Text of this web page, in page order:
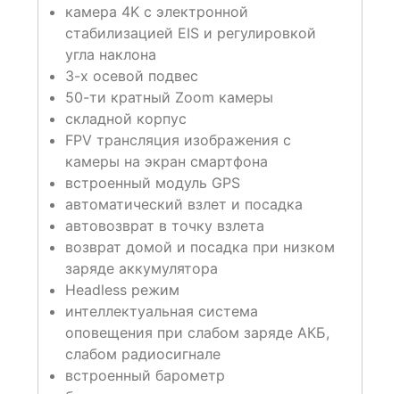
камера 4K с электронной
стабилизацией EIS и регулировкой
угла наклона
3-х осевой подвес
50-ти кратный Zoom камеры
складной корпус
FPV трансляция изображения с
камеры на экран смартфона
встроенный модуль GPS
автоматический взлет и посадка
автовозврат в точку взлета
возврат домой и посадка при низком
заряде аккумулятора
Headless режим
интеллектуальная система
оповещения при слабом заряде АКБ,
слабом радиосигнале
встроенный барометр